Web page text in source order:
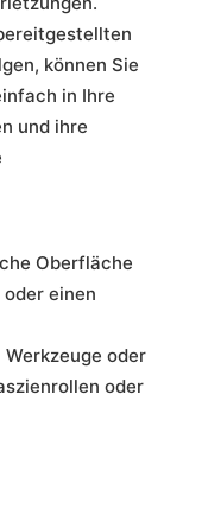
können Sie
in Ihre
und ihre
Oberfläche
einen
oder
oder